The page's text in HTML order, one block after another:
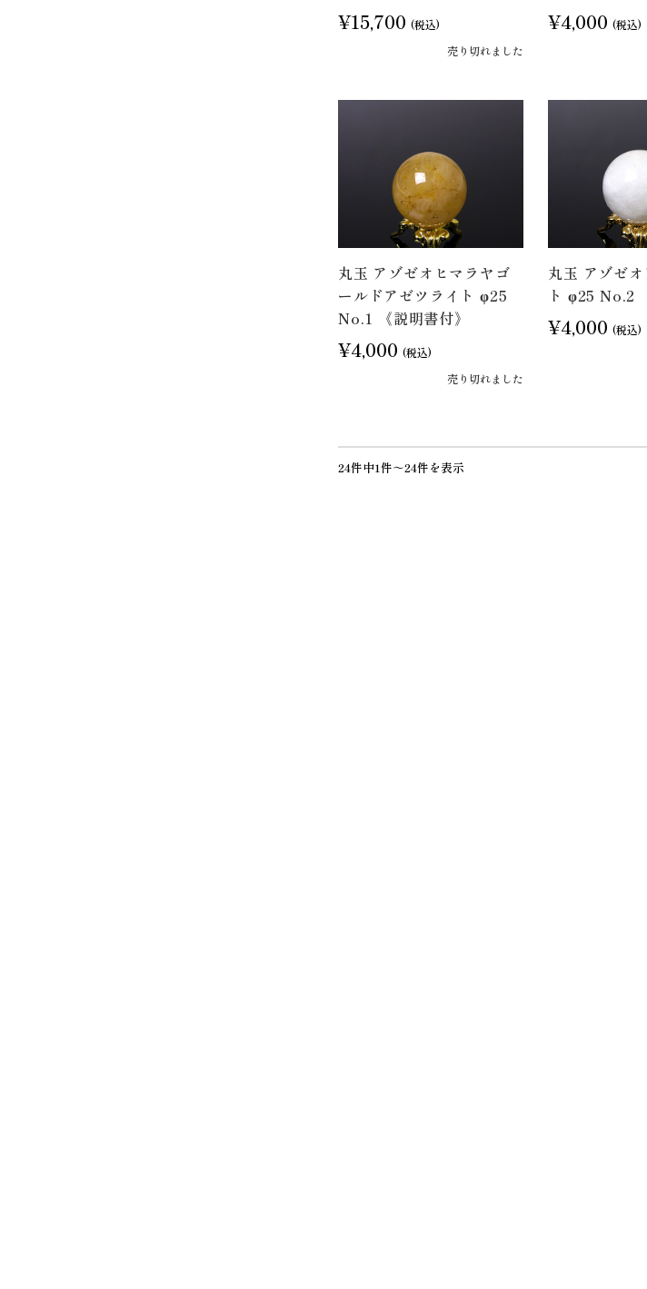
¥15,700 (税込)
売り切れました
¥4,000 (税込)
丸玉 アゾゼオヒマラヤゴ
ールドアゼツライト φ25
No.1 《説明書付》
¥4,000 (税込)
売り切れました
丸玉 アゾゼオ
ト φ25 No.2
¥4,000 (税込)
24件中1件～24件を表示